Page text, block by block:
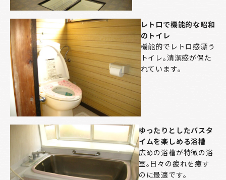
レトロで機能的な昭和
のトイレ
機能的でレトロ感漂う
トイレ。清潔感が保た
れています。
ゆったりとしたバスタ
イムを楽しめる浴槽
広めの浴槽が特徴の浴
室。日々の疲れを癒す
のに最適です。